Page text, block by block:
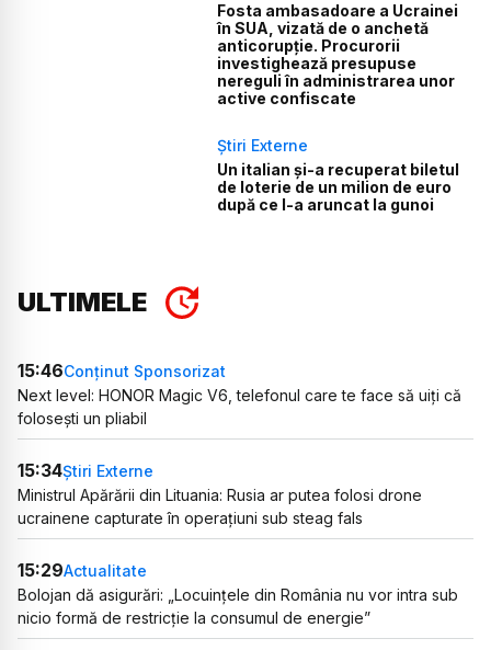
Fosta ambasadoare a Ucrainei
în SUA, vizată de o anchetă
anticorupție. Procurorii
investighează presupuse
nereguli în administrarea unor
active confiscate
Știri Externe
Un italian și-a recuperat biletul
de loterie de un milion de euro
după ce l-a aruncat la gunoi
ULTIMELE
15:46Conținut Sponsorizat
Next level: HONOR Magic V6, telefonul care te face să uiți că
folosești un pliabil
15:34Știri Externe
Ministrul Apărării din Lituania: Rusia ar putea folosi drone
ucrainene capturate în operațiuni sub steag fals
15:29Actualitate
Bolojan dă asigurări: „Locuințele din România nu vor intra sub
nicio formă de restricție la consumul de energie”